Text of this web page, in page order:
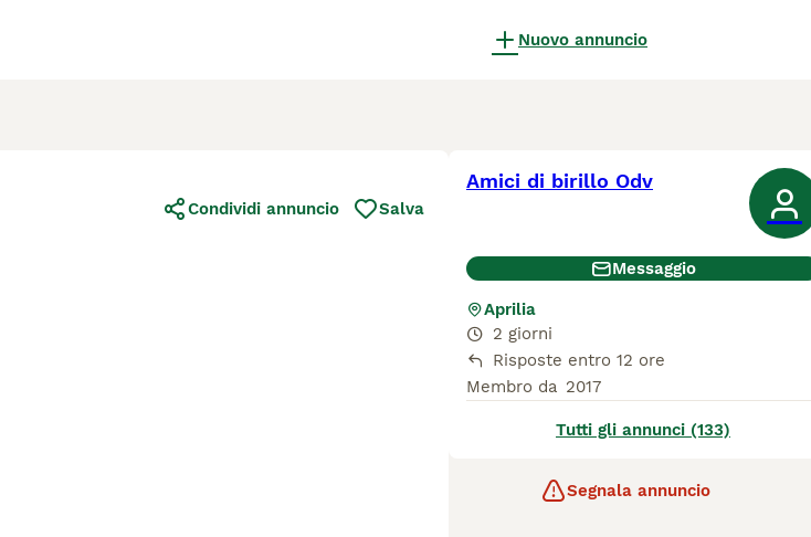
Nuovo annuncio
Condividi annuncio Salva
Amici di birillo Odv
Messaggio
Aprilia
2 giorni
Risposte entro 12 ore
Membro da 2017
Tutti gli annunci (133)
Segnala annuncio